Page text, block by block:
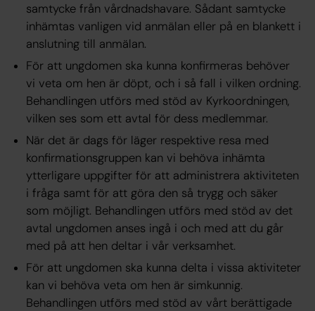
samtycke från vårdnadshavare. Sådant samtycke
inhämtas vanligen vid anmälan eller på en blankett i
anslutning till anmälan.
För att ungdomen ska kunna konfirmeras behöver
vi veta om hen är döpt, och i så fall i vilken ordning.
Behandlingen utförs med stöd av Kyrkoordningen,
vilken ses som ett avtal för dess medlemmar.
När det är dags för läger respektive resa med
konfirmationsgruppen kan vi behöva inhämta
ytterligare uppgifter för att administrera aktiviteten
i fråga samt för att göra den så trygg och säker
som möjligt. Behandlingen utförs med stöd av det
avtal ungdomen anses ingå i och med att du går
med på att hen deltar i vår verksamhet.
För att ungdomen ska kunna delta i vissa aktiviteter
kan vi behöva veta om hen är simkunnig.
Behandlingen utförs med stöd av vårt berättigade